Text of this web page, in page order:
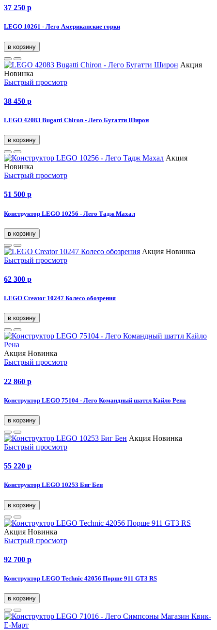
37 250 p
LEGO 10261 - Лего Американские горки
в корзину
Акция
Новинка
Быстрый просмотр
38 450 p
LEGO 42083 Bugatti Chiron - Лего Бугатти Широн
в корзину
Акция
Новинка
Быстрый просмотр
51 500 p
Конструктор LEGO 10256 - Лего Тадж Махал
в корзину
Акция Новинка
Быстрый просмотр
62 300 p
LEGO Creator 10247 Колесо обозрения
в корзину
Акция Новинка
Быстрый просмотр
22 860 p
Конструктор LEGO 75104 - Лего Командный шаттл Кайло Рена
в корзину
Акция Новинка
Быстрый просмотр
55 220 p
Конструктор LEGO 10253 Биг Бен
в корзину
Акция Новинка
Быстрый просмотр
92 700 p
Конструктор LEGO Technic 42056 Порше 911 GT3 RS
в корзину